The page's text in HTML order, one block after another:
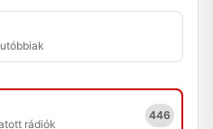
rádiók
446